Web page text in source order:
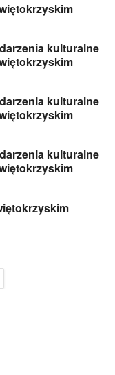
kulturalne
kulturalne
kulturalne